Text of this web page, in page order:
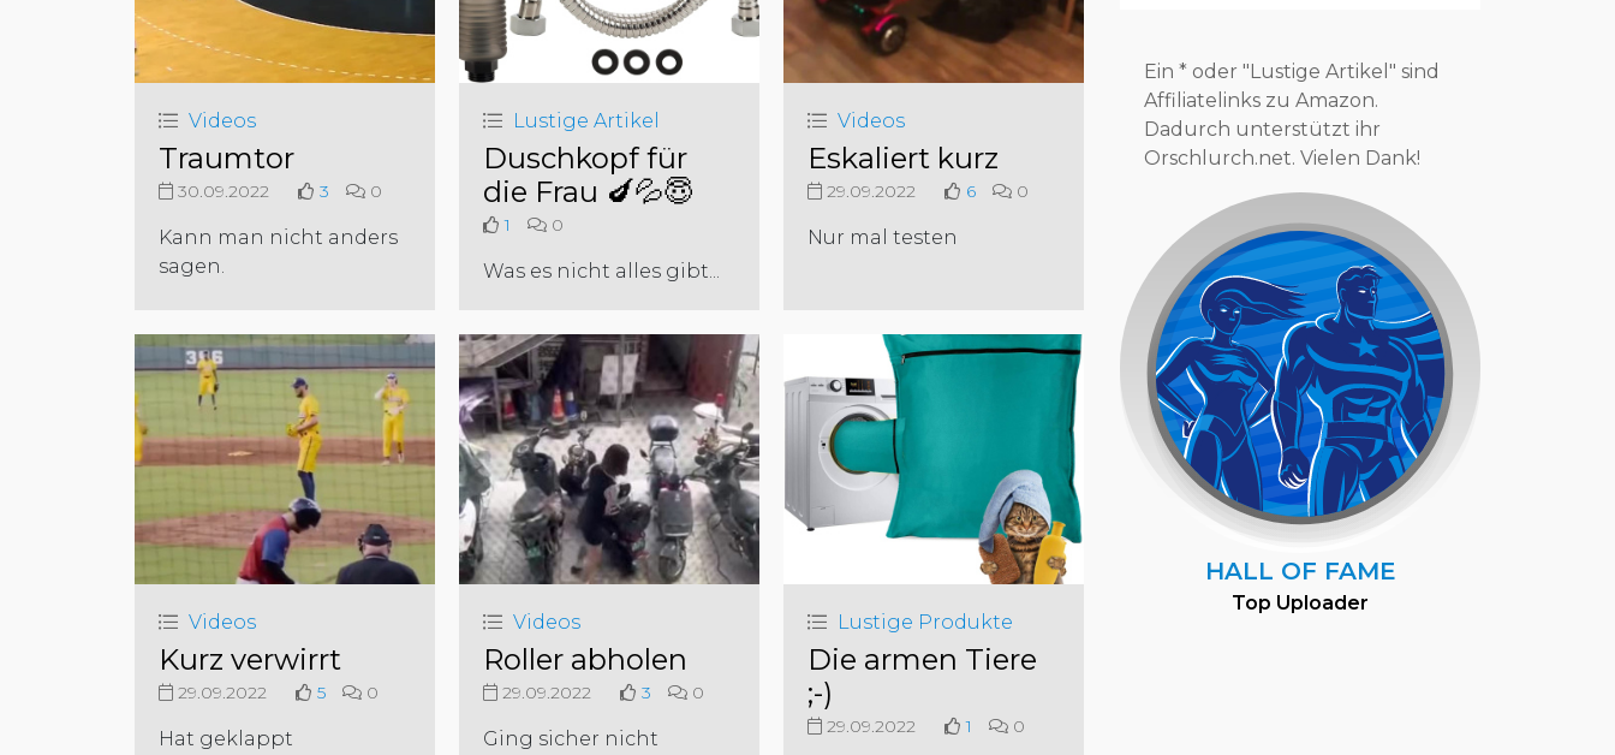
Videos
Traumtor
30.09.2022 3 0
Kann man nicht anders
sagen.
Lustige Artikel
Duschkopf für
die Frau 🍆💦😇
1 0
Was es nicht alles gibt...
Videos
Eskaliert kurz
29.09.2022 6 0
Nur mal testen
Videos
Kurz verwirrt
29.09.2022 5 0
Hat geklappt
Videos
Roller abholen
29.09.2022 3 0
Ging sicher nicht
Lustige Produkte
Die armen Tiere
;-)
29.09.2022 1 0
Ein * oder "Lustige Artikel" sind
Affiliatelinks zu Amazon.
Dadurch unterstützt ihr
Orschlurch.net. Vielen Dank!
HALL OF FAME
Top Uploader